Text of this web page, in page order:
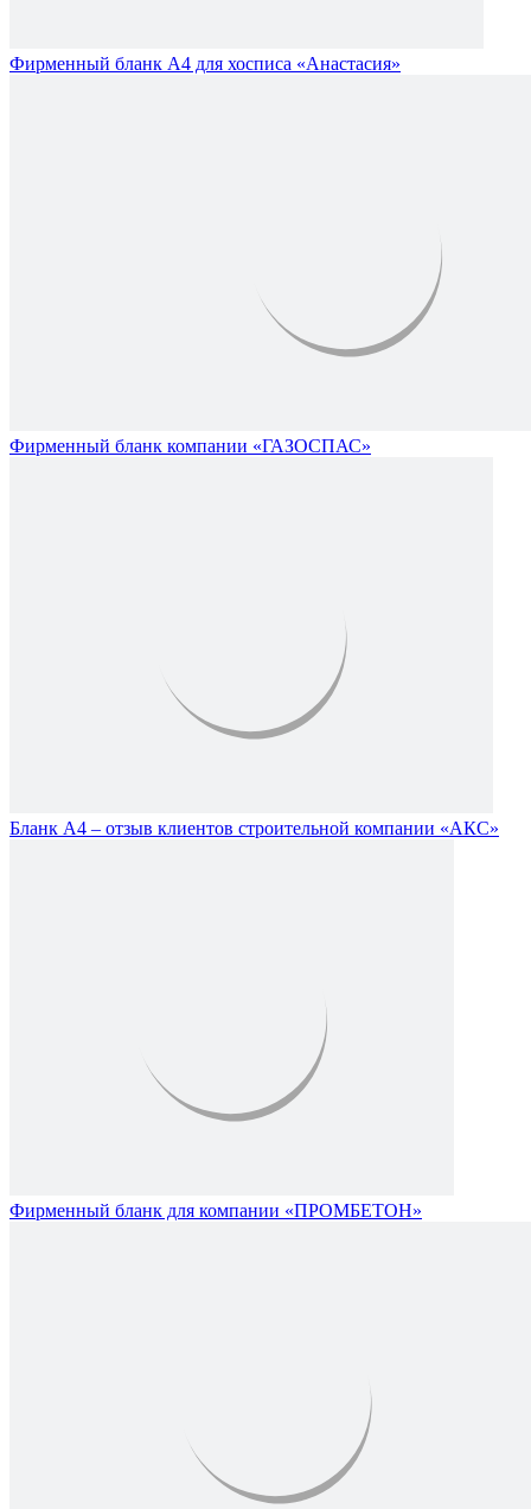
Фирменный бланк А4 для хосписа «Анастасия»
Фирменный бланк компании «ГАЗОСПАС»
Бланк А4 – отзыв клиентов строительной компании «АКС»
Фирменный бланк для компании «ПРОМБЕТОН»